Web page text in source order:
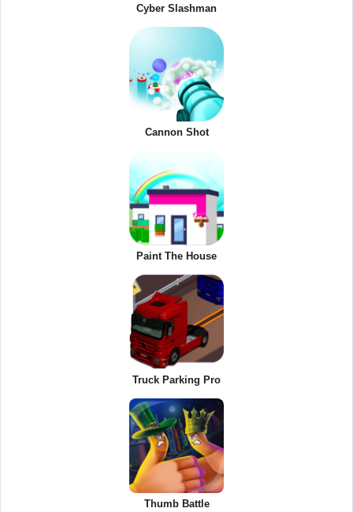
Cyber Slashman
Cannon Shot
Paint The House
Truck Parking Pro
Thumb Battle